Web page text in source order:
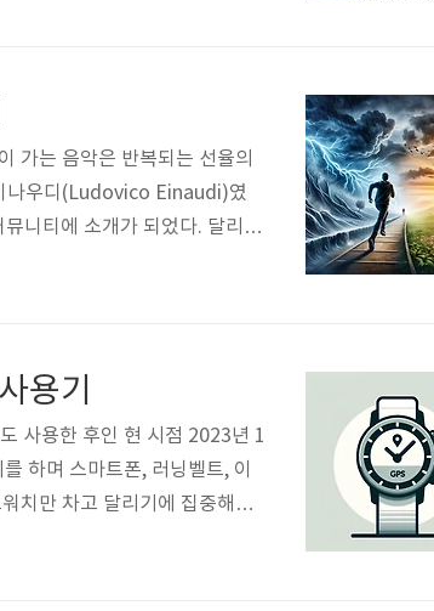
가는 음악은 반복되는 선율의
나우디(Ludovico Einaudi)였
니티에 소개가 되었다. 달리기
정을 해보았다. https://youtu.
용기
사용한 후인 현 시점 2023년 1
하며 스마트폰, 러닝벨트, 이
치만 차고 달리기에 집중해보
셜 미디어, 정보들의 홍수에서